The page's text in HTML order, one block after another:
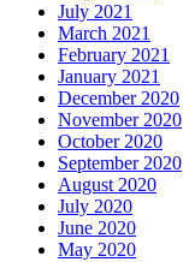
July 2021
March 2021
February 2021
January 2021
December 2020
November 2020
October 2020
September 2020
August 2020
July 2020
June 2020
May 2020